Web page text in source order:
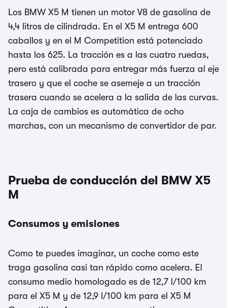
Los BMW X5 M tienen un motor V8 de gasolina de
4,4 litros de cilindrada. En el X5 M entrega 600
caballos y en el M Competition está potenciado
hasta los 625. La tracción es a las cuatro ruedas,
pero está calibrada para entregar más fuerza al eje
trasero y que el coche se asemeje a un tracción
trasera cuando se acelera a la salida de las curvas.
La caja de cambios es automática de ocho
marchas, con un mecanismo de convertidor de par.
Prueba de conducción del BMW X5
M
Consumos y emisiones
Como te puedes imaginar, un coche como este
traga gasolina casi tan rápido como acelera. El
consumo medio homologado es de 12,7 l/100 km
para el X5 M y de 12,9 l/100 km para el X5 M